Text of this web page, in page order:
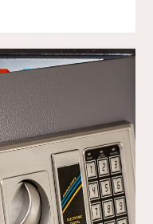
DU
15
JUIN
2026"